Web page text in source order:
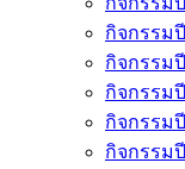
กิจกรรม
กิจกรรม
กิจกรรม
กิจกรรม
กิจกรรม